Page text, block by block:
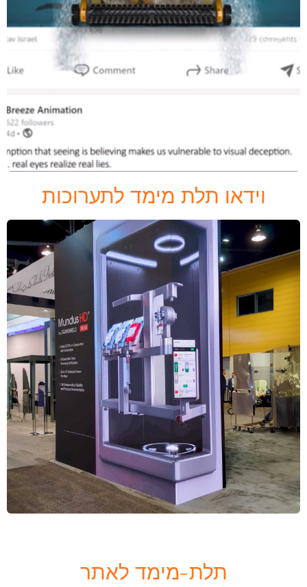
וידאו תלת מימד לתערוכות
תלת-מימד לאתר